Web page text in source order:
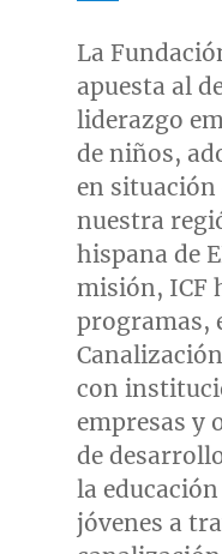
La
apuesta al
liderazgo
de niños,
en situación
nuestra
hispana de
misión, ICF
programas,
con
empresas y
de
la
jóvenes a